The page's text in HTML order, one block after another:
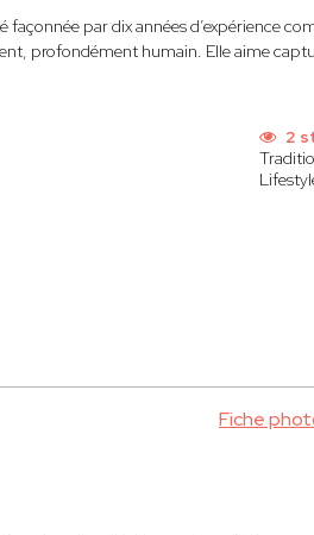
façonnée par dix années d’expérience
profondément humain. Elle aime
2
Fiche